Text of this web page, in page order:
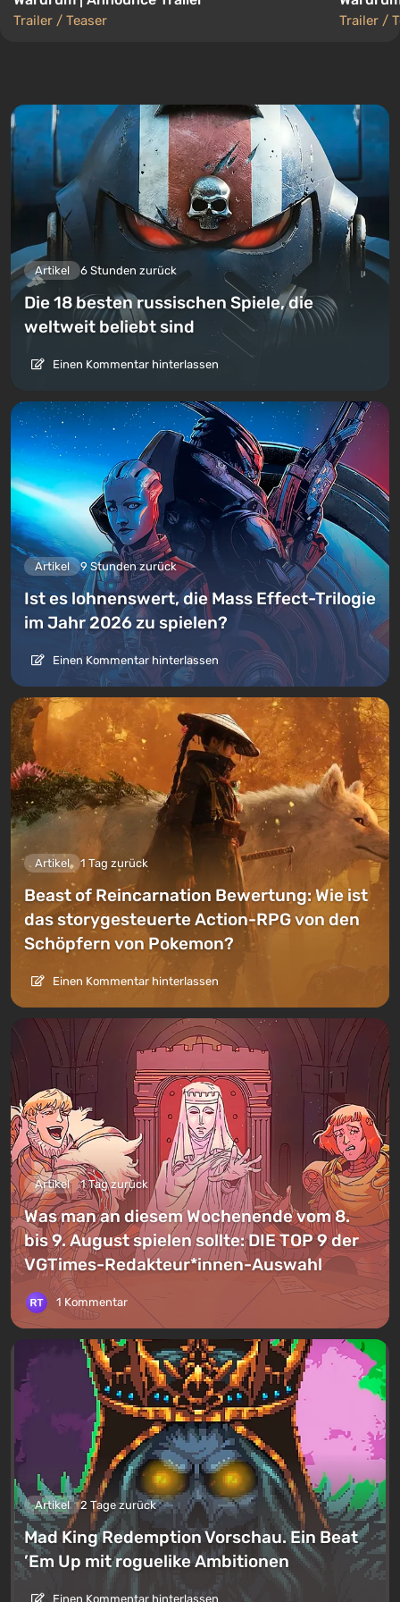
Trailer / Teaser Trailer /
Artikel 6 Stunden zurück
Die 18 besten russischen Spiele, die
weltweit beliebt sind
Einen Kommentar hinterlassen
Artikel 9 Stunden zurück
Ist es lohnenswert, die Mass Effect-Trilogie
im Jahr 2026 zu spielen?
Einen Kommentar hinterlassen
Artikel 1 Tag zurück
Beast of Reincarnation Bewertung: Wie ist
das storygesteuerte Action-RPG von den
Schöpfern von Pokemon?
Einen Kommentar hinterlassen
Artikel 1 Tag zurück
Was man an diesem Wochenende vom 8.
bis 9. August spielen sollte: DIE TOP 9 der
VGTimes-Redakteur*innen-Auswahl
1 Kommentar
Artikel 2 Tage zurück
Mad King Redemption Vorschau. Ein Beat
’Em Up mit roguelike Ambitionen
Einen Kommentar hinterlassen